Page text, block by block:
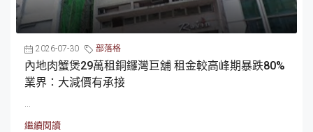
2026-07-30 部落格
內地肉蟹煲29萬租銅鑼灣巨舖 租金較高峰期暴跌80%
業界：大減價有承接
...
繼續閱讀